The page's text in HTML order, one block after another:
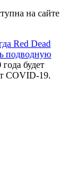
на сайте
Red Dead
подводную
будет
COVID-19.